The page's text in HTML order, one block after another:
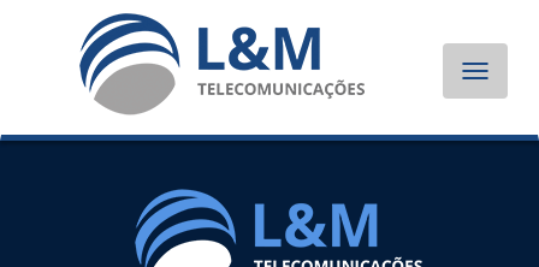
Toggle